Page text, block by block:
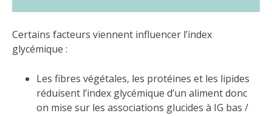
Certains facteurs viennent influencer l’index
glycémique :
Les fibres végétales, les protéines et les lipides
réduisent l’index glycémique d’un aliment donc
on mise sur les associations glucides à IG bas /